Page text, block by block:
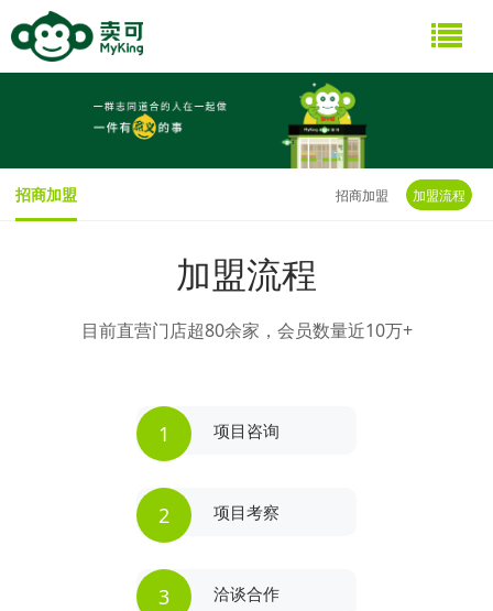
招商加盟 招商加盟 加盟流程
加盟流程
目前直营门店超80余家，会员数量近10万+
1 项目咨询
2 项目考察
3 洽谈合作